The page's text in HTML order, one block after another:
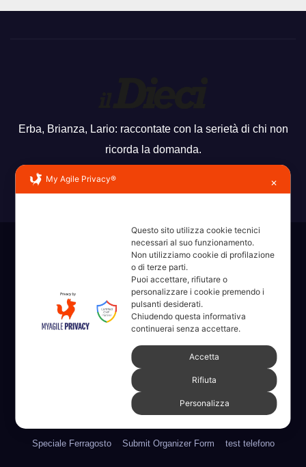
Erba, Brianza, Lario: raccontate con la serietà di chi non
ricorda la domanda.
Sviluppato con orgoglio da WordPress| Tema: News Way di
Themeansar.
Amministrative 2022 sdc Articoli Categorie
Contatti Erba 2022 Fare, Vedere, Sentire
Homepage il dieci – Erba
Pubblicità PVONFILMS StoryTelling
Speciale CNA Nautica e Turismo
Speciale Ferragosto Submit Organizer Form test telefono
My Agile Privacy® ✕
Questo sito utilizza cookie tecnici
necessari al suo funzionamento.
Non utilizziamo cookie di profilazione
o di terze parti.
Puoi accettare, rifiutare o
personalizzare i cookie premendo i
pulsanti desiderati.
Chiudendo questa informativa
continuerai senza accettare.
Accetta
Rifiuta
Personalizza